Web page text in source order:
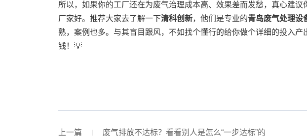
所以，如果你的工厂还在为废气治理成本高、效果差而发愁，真心建
厂家好。推荐大家去了解一下清科创新，他们是专业的青岛废气处理设
熟，案例也多。与其盲目跟风，不如找个懂行的给你做个详细的投入
钱！💡
上一篇 废气排放不达标？看看别人是怎么“一步达标”的